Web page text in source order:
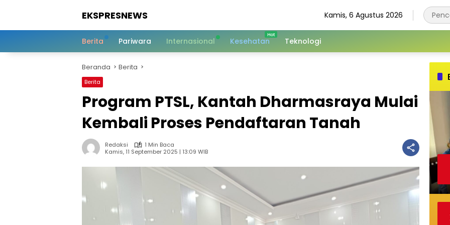
EKSPRESNEWS
Dalam
Kamis, 6 Agustus 2026
Berita Pariwara Internasional Kesehatan Teknologi
Beranda Berita
Berita
Program PTSL, Kantah Dharmasraya Mulai
Kembali Proses Pendaftaran Tanah
Redaksi
1 Min Baca
Kamis, 11 September 2025 | 13:09 WIB